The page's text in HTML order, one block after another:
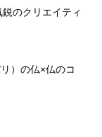
のクリエイティ
）の仏×仏のコ